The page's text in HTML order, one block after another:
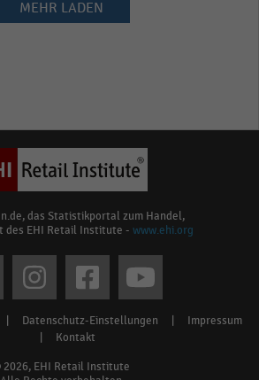
MEHR LADEN
das Statistikportal zum Handel,
des EHI Retail Institute - www.ehi.org
EHI Retail Institute
Datenschutz-Einstellungen
Impressum
Kontakt